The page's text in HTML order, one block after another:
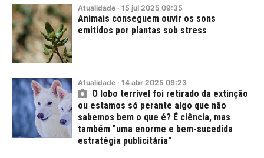
Atualidade · 15 jul 2025 09:35
Animais conseguem ouvir os sons
emitidos por plantas sob stress
Atualidade · 14 abr 2025 09:23
O lobo terrível foi retirado da extinção
ou estamos só perante algo que não
sabemos bem o que é? É ciência, mas
também "uma enorme e bem-sucedida
estratégia publicitária"